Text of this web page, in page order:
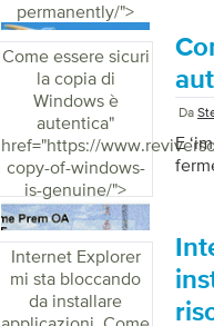
permanently/">
Come essere sicuri
la copia di
Windows è
autentica"
href="https://
copy-of-windows-
is-genuine/">
Da
E
Internet Explorer
mi sta bloccando
da installare